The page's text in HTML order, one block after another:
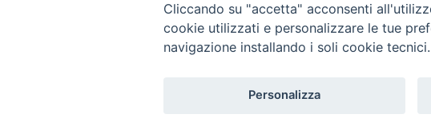
Copyright © 2019 - Tutti i diritti riservati - Vita Trentina
Cliccando su "accetta" acconsenti
cookie utilizzati e personalizzare le tue
navigazione installando i soli cookie
Personalizza